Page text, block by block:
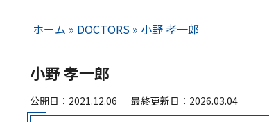
ホーム » DOCTORS » 小野 孝一郎
小野 孝一郎
公開日：2021.12.06 最終更新日：2026.03.04